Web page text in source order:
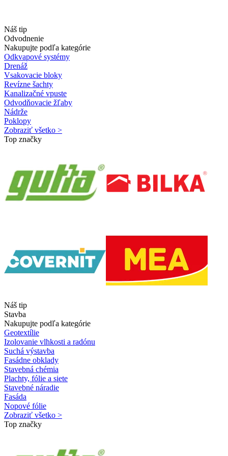
Náš tip
Odvodnenie
Nakupujte podľa kategórie
Odkvapové systémy
Drenáž
Vsakovacie bloky
Revízne šachty
Kanalizačné vpuste
Odvodňovacie žľaby
Nádrže
Poklopy
Zobraziť všetko >
Top značky
Náš tip
Stavba
Nakupujte podľa kategórie
Geotextílie
Izolovanie vlhkosti a radónu
Suchá výstavba
Fasádne obklady
Stavebná chémia
Plachty, fólie a siete
Stavebné náradie
Fasáda
Nopové fólie
Zobraziť všetko >
Top značky